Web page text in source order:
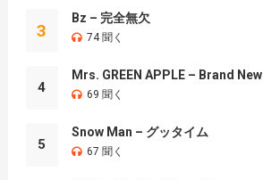
3
Bz – 完全無欠
74 聞く
4
Mrs. GREEN APPLE – Brand New
69 聞く
5
Snow Man – グッタイム
67 聞く